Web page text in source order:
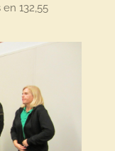
132,55